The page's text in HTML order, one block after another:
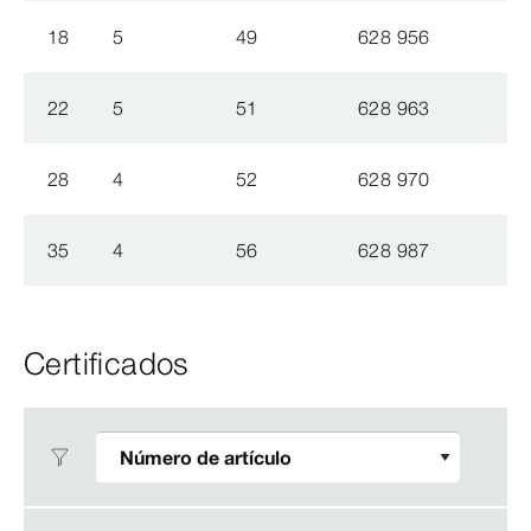
18 5 49 628 956
22 5 51 628 963
28 4 52 628 970
35 4 56 628 987
Certificados